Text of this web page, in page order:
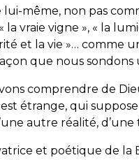
lui-même, non pas
la vraie vigne », « la
et la vie »… comme
que nous sondons
comprendre de
étrange, qui
autre réalité,
et poétique de